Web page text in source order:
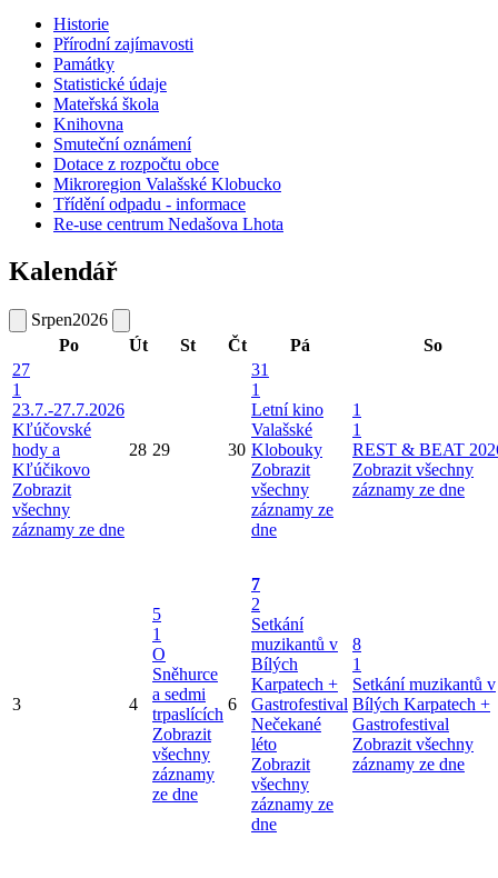
Historie
Přírodní zajímavosti
Památky
Statistické údaje
Mateřská škola
Knihovna
Smuteční oznámení
Dotace z rozpočtu obce
Mikroregion Valašské Klobucko
Třídění odpadu - informace
Re-use centrum Nedašova Lhota
Kalendář
Srpen2026
Po
Út St Čt Pá
So
27
1
23.7.-27.7.2026
Kľúčovské
hody a
Kľúčikovo
Zobrazit
všechny
záznamy ze dne
28 29 30
31
1
Letní kino
Valašské
Klobouky
Zobrazit
všechny
záznamy ze
dne
1
1
REST & BEAT
Zobrazit všechny
záznamy ze dne
3 4
5
1
O
Sněhurce
a sedmi
trpaslících
Zobrazit
všechny
záznamy
ze dne
6
7
2
Setkání
muzikantů v
Bílých
Karpatech +
Gastrofestival
Nečekané
léto
Zobrazit
všechny
záznamy ze
dne
8
1
Setkání muzikantů v
Bílých Karpatech +
Gastrofestival
Zobrazit všechny
záznamy ze dne